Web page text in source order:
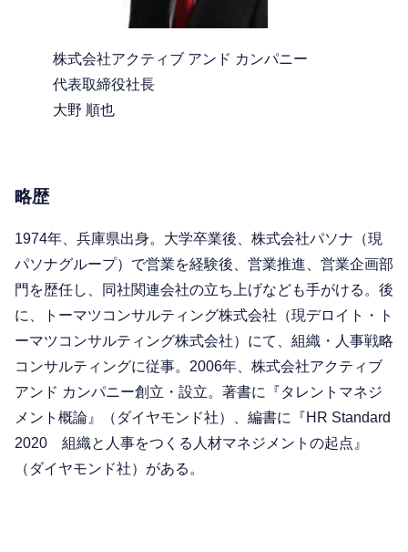
株式会社アクティブ アンド カンパニー
代表取締役社長
大野 順也
略歴
1974年、兵庫県出身。大学卒業後、株式会社パソナ（現
パソナグループ）で営業を経験後、営業推進、営業企画部
門を歴任し、同社関連会社の立ち上げなども手がける。後
に、トーマツコンサルティング株式会社（現デロイト・ト
ーマツコンサルティング株式会社）にて、組織・人事戦略
コンサルティングに従事。2006年、株式会社アクティブ
アンド カンパニー創立・設立。著書に『タレントマネジ
メント概論』（ダイヤモンド社）、編書に『HR Standard
2020 組織と人事をつくる人材マネジメントの起点』
（ダイヤモンド社）がある。